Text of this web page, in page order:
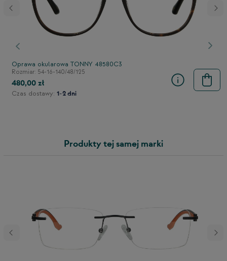
Poprzedni
Oprawa okularowa TONNY 48580C3
Rozmiar: 54-16-140/48/125
480,00 zł
Czas dostawy: 1-2 dni
Produkty tej samej marki